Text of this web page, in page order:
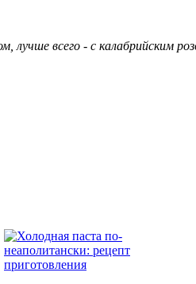
лучше всего - с калабрийским